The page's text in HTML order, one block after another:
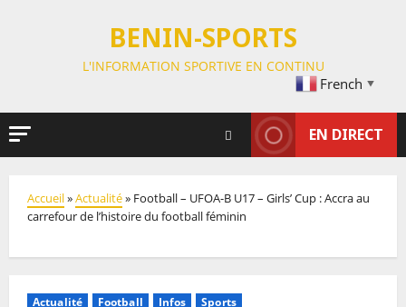
BENIN-SPORTS
L'INFORMATION SPORTIVE EN CONTINU
French ▼
EN DIRECT
Accueil»Actualité» Football – UFOA-B U17 – Girls’ Cup : Accra au
carrefour de l’histoire du football féminin
Actualité Football Infos Sports